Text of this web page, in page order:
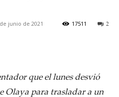
junio de 2021 2
17511
que el lunes desvió
Olaya para trasladar a un